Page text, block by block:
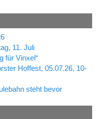
11. Juli
für Vinxel“
Hoffest, 05.07.26, 10-
steht bevor